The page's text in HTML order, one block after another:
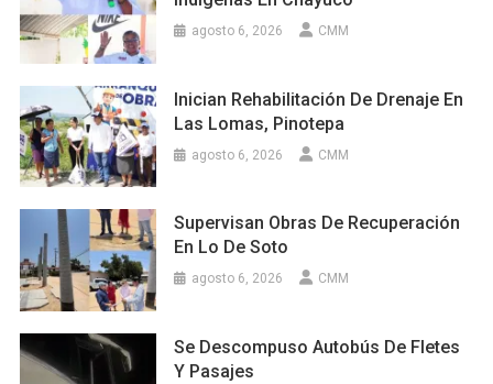
agosto 6, 2026 CMM
Inician Rehabilitación De Drenaje En
Las Lomas, Pinotepa
agosto 6, 2026 CMM
Supervisan Obras De Recuperación
En Lo De Soto
agosto 6, 2026 CMM
Se Descompuso Autobús De Fletes
Y Pasajes